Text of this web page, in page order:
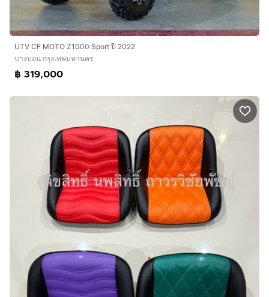
UTV CF MOTO Z1000 Sport ปี 2022
บางบอน กรุงเทพมหานคร
฿ 319,000